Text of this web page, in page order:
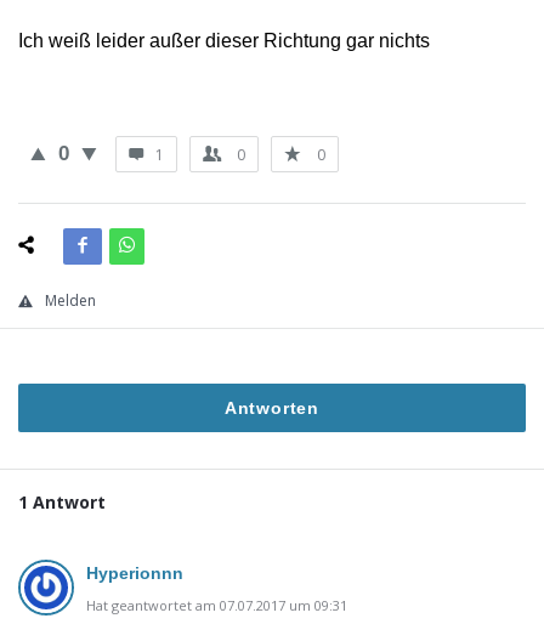
Ich weiß leider außer dieser Richtung gar nichts
0 1 0 0
Melden
Antworten
1 Antwort
Hyperionnn
Hat geantwortet am 07.07.2017 um 09:31